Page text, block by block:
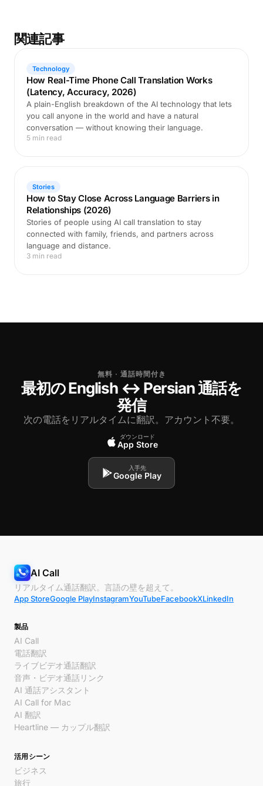
関連記事
Technology
How Real-Time Phone Call Translation Works
(Latency, Accuracy, 2026)
A plain-English breakdown of the AI technology that lets
you call anyone in the world and have a natural
conversation — without knowing their language.
5 min read
Stories
How to Stay Close Across Language Barriers in
Relationships (2026)
Stories of people using AI call translation to stay
connected with family, friends, and partners across
language and distance.
3 min read
無料 · 通話時間付き
最初の English ↔ Persian 通話を
発信
次の電話をリアルタイムに翻訳。アカウント不要。
ダウンロード
App Store
入手先
Google Play
AI Call
リアルタイム通話翻訳。言語の壁を超えて。
App StoreGoogle PlayInstagramYouTubeFacebookXLinkedIn
製品
AI Call
電話翻訳
ライブビデオ通話翻訳
音声・ビデオ通話リンク
AI 通話アシスタント
AI Call for Mac
AI 翻訳
Heartline — カップル翻訳
活用シーン
ビジネス
旅行